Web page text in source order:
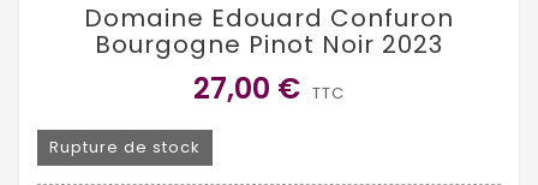
Domaine Edouard Confuron
Bourgogne Pinot Noir 2023
27,00 € TTC
Rupture de stock